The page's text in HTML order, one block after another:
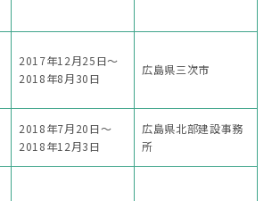
2017年12月25日〜
2018年8月30日
広島県三次市
2018年7月20日〜
2018年12月3日
広島県北部建設事務
所